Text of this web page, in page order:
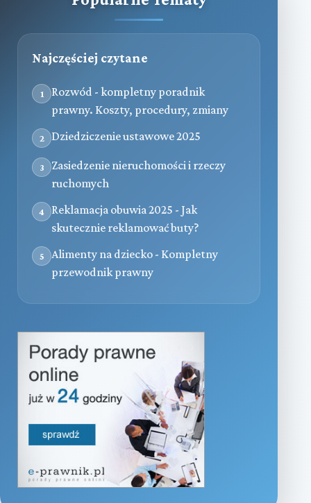
Najczęściej czytane
1
Rozwód - kompletny poradnik
prawny. Koszty, procedury, zmiany
2 Dziedziczenie ustawowe 2025
3
Zasiedzenie nieruchomości i rzeczy
ruchomych
4
Reklamacja obuwia 2025 - Jak
skutecznie reklamować buty?
5
Alimenty na dziecko - Kompletny
przewodnik prawny